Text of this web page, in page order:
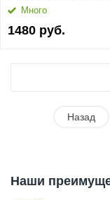
Много
1480 руб.
Назад
Наши